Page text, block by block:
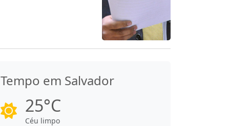
Tempo em Salvador
25°C
Céu limpo